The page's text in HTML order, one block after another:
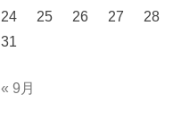
24
25 26 27 28
31
« 9月